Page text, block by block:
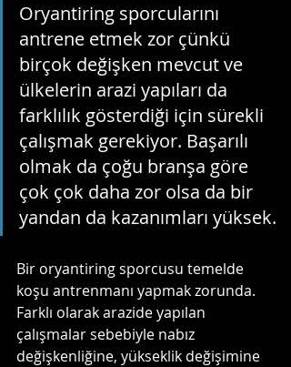
Oryantiring sporcularını
antrene etmek zor çünkü
birçok değişken mevcut ve
ülkelerin arazi yapıları da
farklılık gösterdiği için sürekli
çalışmak gerekiyor. Başarılı
olmak da çoğu branşa göre
çok çok daha zor olsa da bir
yandan da kazanımları yüksek.
Bir oryantiring sporcusu temelde
koşu antrenmanı yapmak zorunda.
Farklı olarak arazide yapılan
çalışmalar sebebiyle nabız
değişkenliğine, yükseklik değişimine